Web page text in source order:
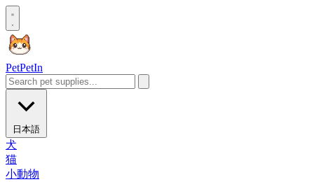
PetPetIn
日本語
犬
猫
小動物